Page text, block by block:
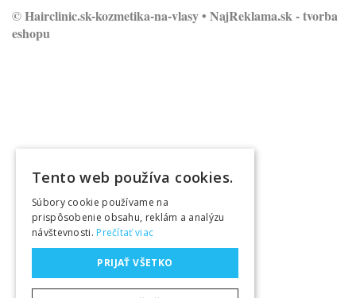
© Hairclinic.sk-kozmetika-na-vlasy • NajReklama.sk - tvorba
eshopu
Tento web používa cookies.
Súbory cookie používame na
prispôsobenie obsahu, reklám a analýzu
návštevnosti. Prečítať viac
PRIJAŤ VŠETKO